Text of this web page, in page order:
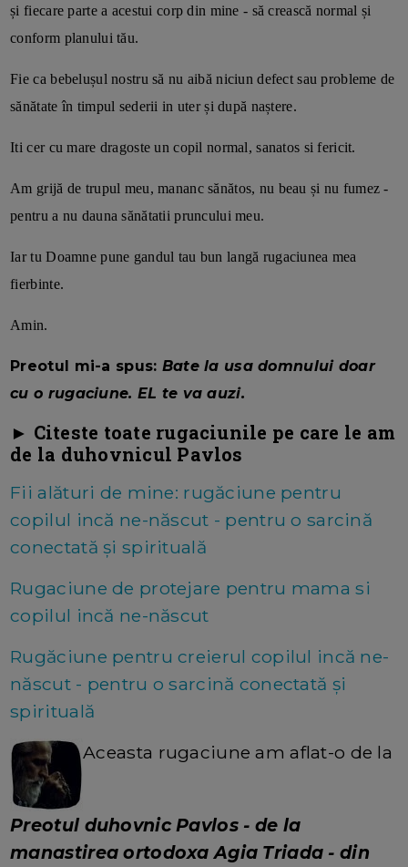
și fiecare parte a acestui corp din mine - să crească normal și
conform planului tău.
Fie ca bebelușul nostru să nu aibă niciun defect sau probleme de
sănătate în timpul sederii in uter și după naștere.
Iti cer cu mare dragoste un copil normal, sanatos si fericit.
Am grijă de trupul meu, mananc sănătos, nu beau și nu fumez -
pentru a nu dauna sănătatii pruncului meu.
Iar tu Doamne pune gandul tau bun langă rugaciunea mea
fierbinte.
Amin.
Preotul mi-a spus: Bate la usa domnului doar
cu o rugaciune. EL te va auzi.
► Citeste toate rugaciunile pe care le am
de la duhovnicul Pavlos
Fii alături de mine: rugăciune pentru
copilul incă ne-născut - pentru o sarcină
conectată și spirituală
Rugaciune de protejare pentru mama si
copilul incă ne-născut
Rugăciune pentru creierul copilul incă ne-
născut - pentru o sarcină conectată și
spirituală
Aceasta rugaciune am aflat-o de la
Preotul duhovnic Pavlos - de la
manastirea ortodoxa Agia Triada - din